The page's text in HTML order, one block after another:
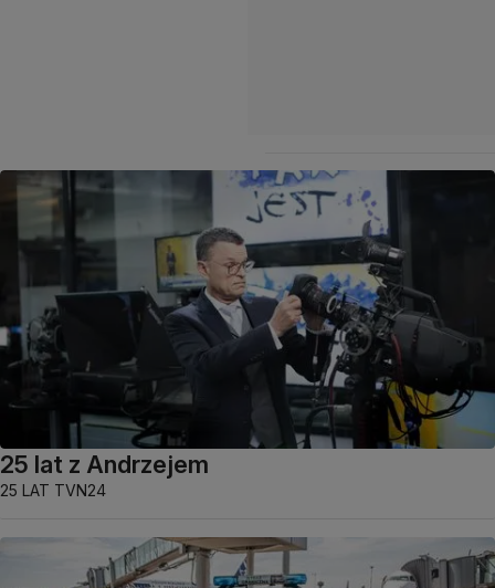
25 lat z Andrzejem
25 LAT TVN24